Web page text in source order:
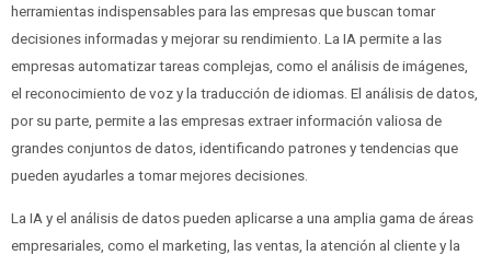
herramientas indispensables para las empresas que buscan tomar
decisiones informadas y mejorar su rendimiento. La IA permite a las
empresas automatizar tareas complejas, como el análisis de imágenes,
el reconocimiento de voz y la traducción de idiomas. El análisis de datos,
por su parte, permite a las empresas extraer información valiosa de
grandes conjuntos de datos, identificando patrones y tendencias que
pueden ayudarles a tomar mejores decisiones.
La IA y el análisis de datos pueden aplicarse a una amplia gama de áreas
empresariales, como el marketing, las ventas, la atención al cliente y la